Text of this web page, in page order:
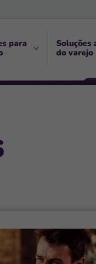
para
Soluções
do varejo